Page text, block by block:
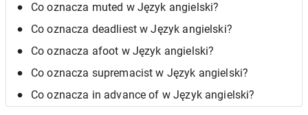
Co oznacza muted w Język angielski?
Co oznacza deadliest w Język angielski?
Co oznacza afoot w Język angielski?
Co oznacza supremacist w Język angielski?
Co oznacza in advance of w Język angielski?